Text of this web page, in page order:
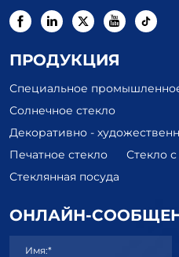
ПРОДУКЦИЯ
Специальное
Солнечное стекло
Декоративно -
Печатное стекло
Стекло
Стеклянная посуда
ОНЛАЙН-
Имя:*